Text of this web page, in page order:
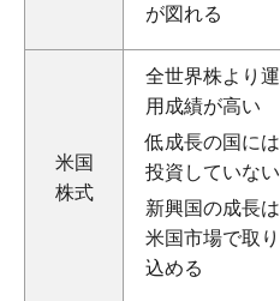
が図れる
米国
株式
全世界株より運
用成績が高い
低成長の国には
投資していない
新興国の成長は
米国市場で取り
込める